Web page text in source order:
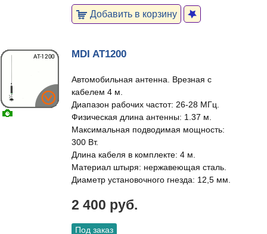
Добавить в корзину
MDI AT1200
Автомобильная антенна. Врезная с
кабелем 4 м.
Диапазон рабочих частот: 26-28 МГц.
Физическая длина антенны: 1.37 м.
Максимальная подводимая мощность:
300 Вт.
Длина кабеля в комплекте: 4 м.
Материал штыря: нержавеющая сталь.
Диаметр установочного гнезда: 12,5 мм.
2 400 руб.
Под заказ